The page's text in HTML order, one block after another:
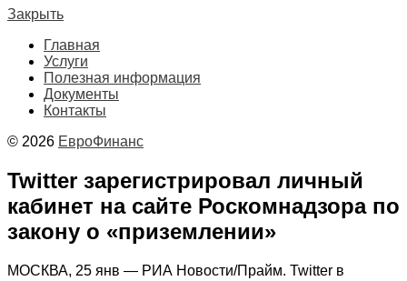
Закрыть
Главная
Услуги
Полезная информация
Документы
Контакты
© 2026 ЕвроФинанс
Twitter зарегистрировал личный
кабинет на сайте Роскомнадзора по
закону о «приземлении»
МОСКВА, 25 янв — РИА Новости/Прайм. Twitter в